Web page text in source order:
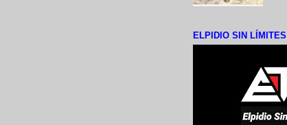
ELPIDIO SIN LÍMITES